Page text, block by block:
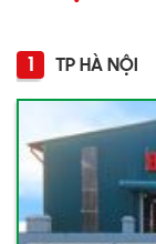
1 TP HÀ NỘI